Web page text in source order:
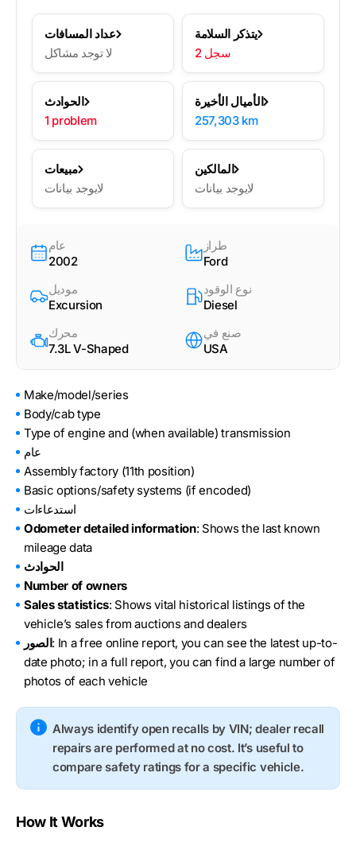
عداد المسافات
لا توجد مشاكل
يتذكر السلامة
2 سجل
الحوادث
1 problem
الأميال الأخيرة
257,303 km
مبيعات
لايوجد بيانات
المالكين
لايوجد بيانات
عام
2002
طراز
Ford
موديل
Excursion
نوع الوقود
Diesel
محرك
7.3L V-Shaped
صنع في
USA
Make/model/series
Body/cab type
Type of engine and (when available) transmission
عام
Assembly factory (11th position)
Basic options/safety systems (if encoded)
استدعاءات
Odometer detailed information: Shows the last known
mileage data
الحوادث
Number of owners
Sales statistics: Shows vital historical listings of the
vehicle’s sales from auctions and dealers
الصور: In a free online report, you can see the latest up-to-
date photo; in a full report, you can find a large number of
photos of each vehicle
Always identify open recalls by VIN; dealer recall
repairs are performed at no cost. It’s useful to
compare safety ratings for a specific vehicle.
How It Works